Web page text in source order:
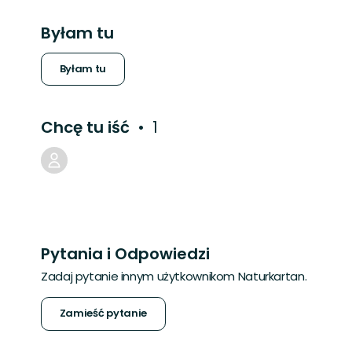
Byłam tu
Byłam tu
Chcę tu iść 1
Pytania i Odpowiedzi
Zadaj pytanie innym użytkownikom Naturkartan.
Zamieść pytanie